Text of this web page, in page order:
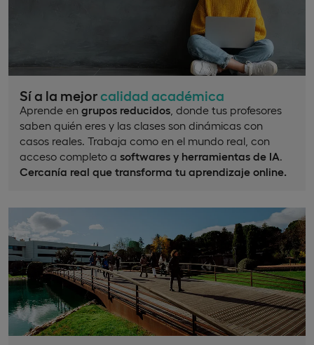
Sí a la mejorcalidad académica
Aprende en grupos reducidos , donde tus profesores
saben quién eres y las clases son dinámicas con
casos reales. Trabaja como en el mundo real, con
acceso completo a softwares y herramientas de IA
Cercanía real que transforma tu aprendizaje online.